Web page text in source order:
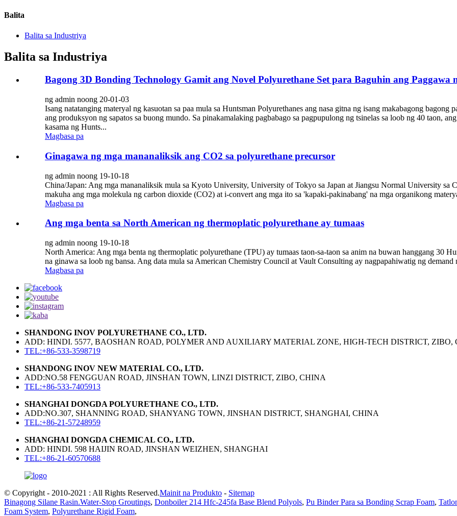
Balita
Balita sa Industriya
Balita sa Industriya
Bagong 3D Bonding Technology Gamit ang Novel Polyurethane Set para Baguhin ang Paggawa
ng admin noong 20-01-03
Isang natatanging materyal ng kasuotan sa paa mula sa Huntsman Polyurethanes ang nasa gitna ng isang makabagong bagong
ang produksyon ng sapatos sa buong mundo. Sa pinakamalaking pagbabago sa pagpupulong ng tsinelas sa loob ng 40 taon,
kasama ng Hunts...
Magbasa pa
Ginagawa ng mga mananaliksik ang CO2 sa polyurethane precursor
ng admin noong 19-10-18
China/Japan: Ang mga mananaliksik mula sa Kyoto University, University of Tokyo sa Japan at Jiangsu Normal University sa
makuha ang mga molekula ng carbon dioxide (CO2) at i-convert ang mga ito sa 'kapaki-pakinabang' na mga organikong
Magbasa pa
Ang mga benta sa North American ng thermoplatic polyurethane ay tumaas
ng admin noong 19-10-18
North America: Ang mga benta ng thermoplatic polyurethane (TPU) ay tumaas taon-sa-taon sa anim na buwan hanggang 30
na ginawa sa loob ng bansa. Ang data mula sa American Chemistry Council at Vault Consulting ay nagpapahiwatig ng
Magbasa pa
SHANDONG INOV POLYURETHANE CO., LTD.
ADD: HINDI. 5577, BAOSHAN ROAD, POLYMER AND AUXILIARY MATERIAL ZONE, HIGH-TECH DISTRICT, ZIBO,
TEL:+86-533-3598719
SHANDONG INOV NEW MATERIAL CO., LTD.
ADD:NO.58 FENGGUAN ROAD, JINSHAN TOWN, LINZI DISTRICT, ZIBO, CHINA
TEL:+86-533-7405913
SHANGHAI DONGDA POLYURETHANE CO., LTD.
ADD:NO.307, SHANNING ROAD, SHANYANG TOWN, JINSHAN DISTRICT, SHANGHAI, CHINA
TEL:+86-21-57248959
SHANGHAI DONGDA CHEMICAL CO., LTD.
ADD: HINDI. 598 HAIJIN ROAD, JINSHAN WEIZHEN, SHANGHAI
TEL:+86-21-60570688
© Copyright - 2010-2021 : All Rights Reserved.Mainit na Produkto - Sitemap
Binagong Silane Rasin.Water-Stop Groutings, Donboiler 214 Hfc-245fa Base Blend Polyols, Pu Binder Para sa Bonding Scrap Foam,
Foam System, Polyurethane Rigid Foam,